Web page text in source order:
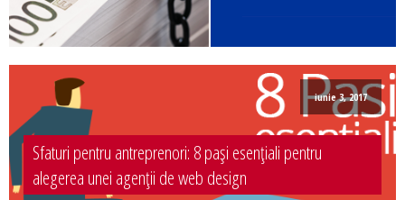
iunie 3, 2017
Sfaturi pentru antreprenori: 8 pași esențiali pentru
alegerea unei agenții de web design